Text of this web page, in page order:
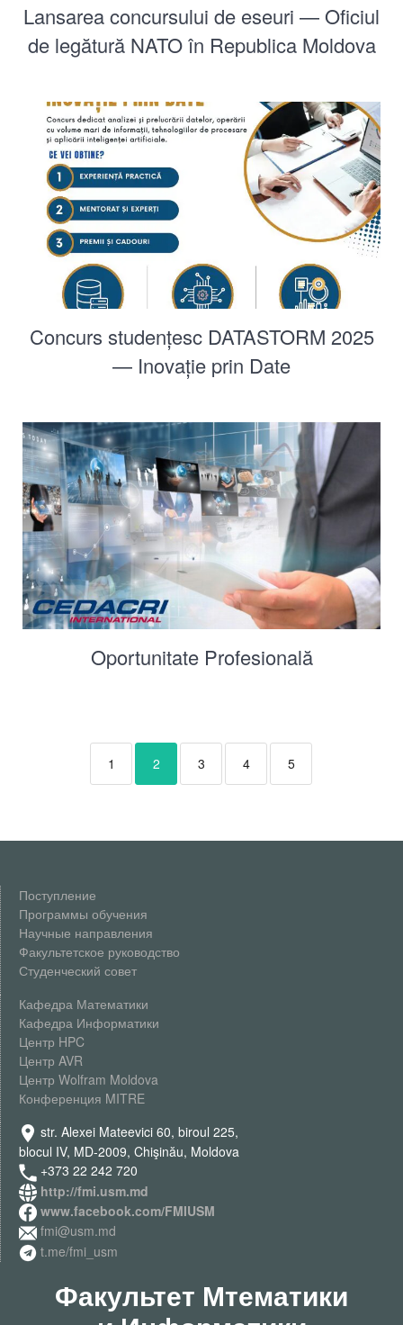
Lansarea concursului de eseuri — Oficiul
de legătură NATO în Republica Moldova
Concurs studențesc DATASTORM 2025
— Inovație prin Date
Oportunitate Profesională
1 2 3 4 5
Поступление
Программы обучения
Научные направления
Факультетское руководство
Студенческий совет
Кафедра Математики
Кафедра Информатики
Центр HPC
Центр AVR
Центр Wolfram Moldova
Конференция MITRE
str. Alexei Mateevici 60, biroul 225,
blocul IV, MD-2009, Chişinău, Moldova
+373 22 242 720
http://fmi.usm.md
www.facebook.com/FMIUSM
fmi@usm.md
t.me/fmi_usm
Факультет Мтематики